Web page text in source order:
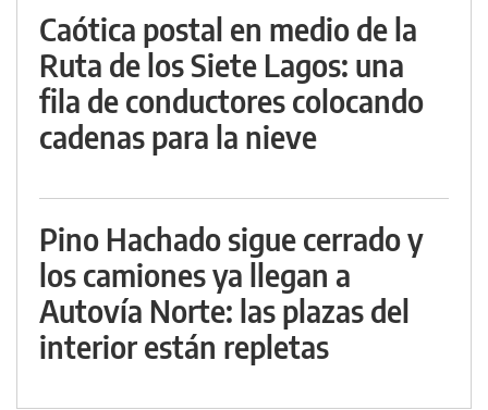
Caótica postal en medio de la
Ruta de los Siete Lagos: una
fila de conductores colocando
cadenas para la nieve
Pino Hachado sigue cerrado y
los camiones ya llegan a
Autovía Norte: las plazas del
interior están repletas